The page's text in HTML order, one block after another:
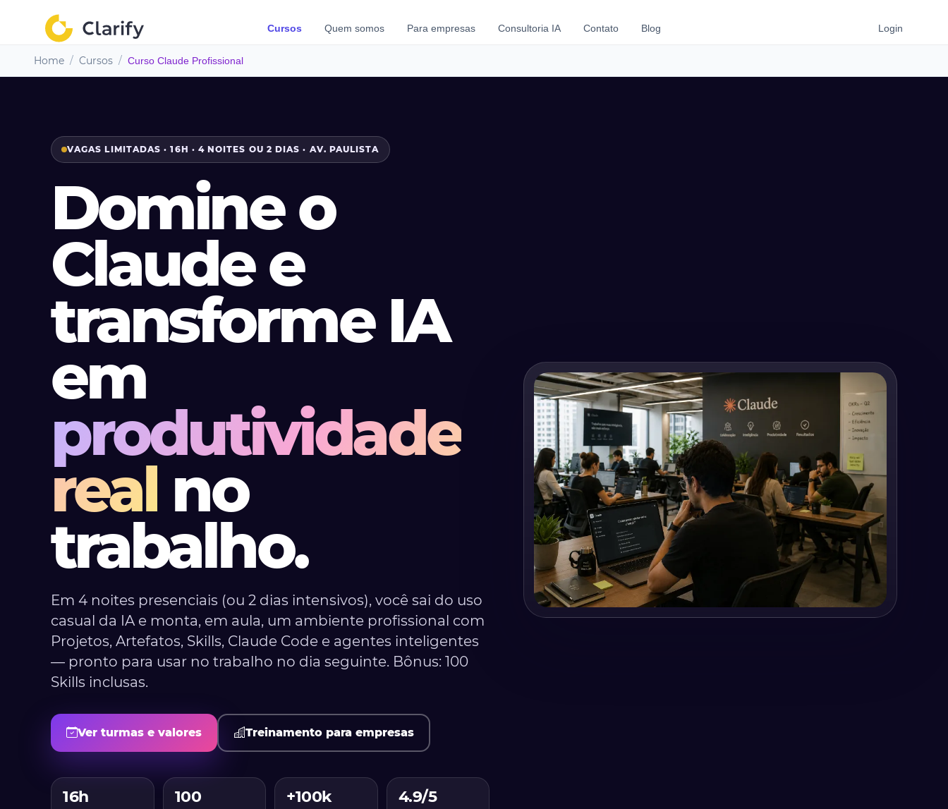
Cursos Quem somos Para empresas Consultoria IA Contato Blog Login
Home / Cursos / Curso Claude Profissional
VAGAS LIMITADAS · 16H · 4 NOITES OU 2 DIAS · AV. PAULISTA
Domine o
Claude e
transforme IA
em
produtividade
real no
trabalho.
Em 4 noites presenciais (ou 2 dias intensivos), você sai do uso
casual da IA e monta, em aula, um ambiente profissional com
Projetos, Artefatos, Skills, Claude Code e agentes inteligentes
— pronto para usar no trabalho no dia seguinte. Bônus: 100
Skills inclusas.
Ver turmas e valores Treinamento para empresas
16h 100 +100k 4.9/5